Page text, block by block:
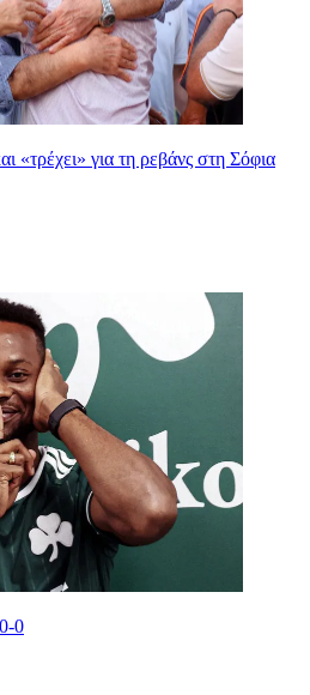
«τρέχει» για τη ρεβάνς στη Σόφια
0